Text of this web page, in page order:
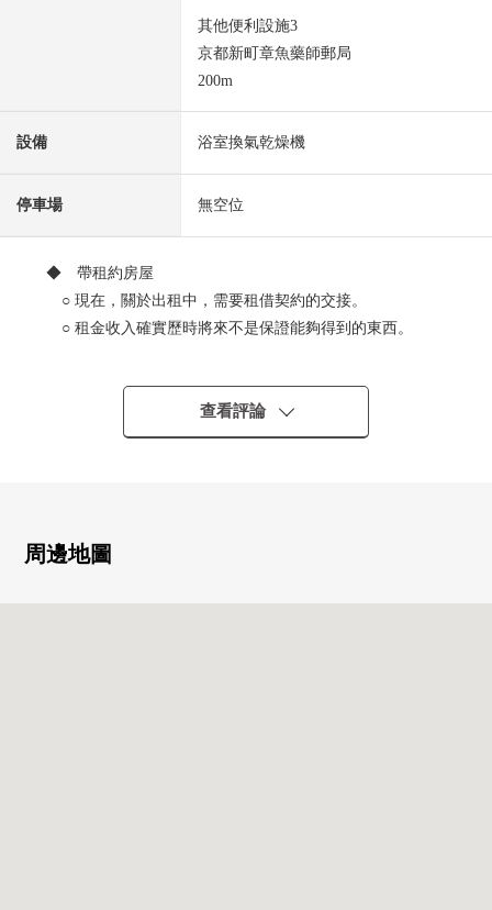
其他便利設施3
京都新町章魚藥師郵局
200m
設備 浴室換氣乾燥機
停車場 無空位
◆ 帶租約房屋
○ 現在，關於出租中，需要租借契約的交接。
○ 租金收入確實歷時將來不是保證能夠得到的東西。
※表面投資報酬率是年租金收入總和(含共益費)占房屋總
價的比例,且尚未扣除所有需要維持該物件的課稅金和其他
支出費用算出。此外滿租的情況是以現在租金收入算出空
查看評論
周邊地圖